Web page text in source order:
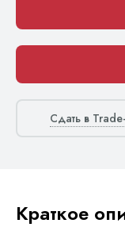
Сдать в
Краткое